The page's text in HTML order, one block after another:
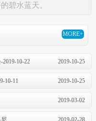
碧水蓝天。
MORE+
10-22 2019-10-25
10-11 2019-10-25
2019-03-02
2019-02-28